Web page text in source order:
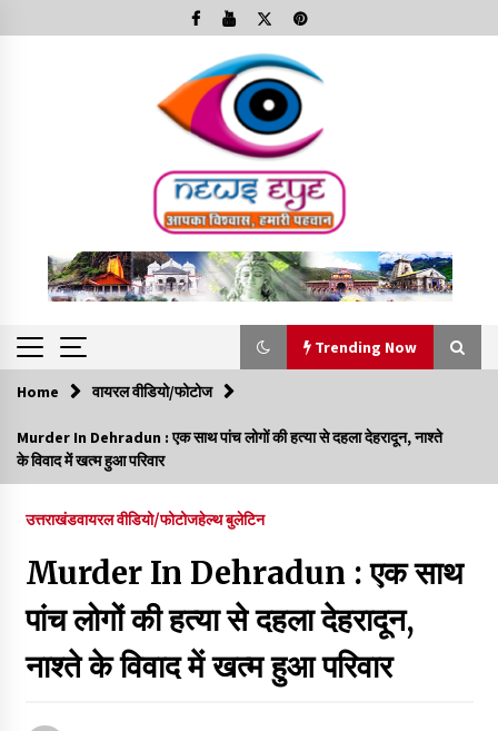
to
Trending Now
Trending Now
Minorities Rights Day : विश्व अल्पसंख्यक अधिकार दिवस
कार्यक्रम में शामिल हुए सीएम,आधुनिक मदरसों का नाम अब्दुल कलाम के नाम
December 18, 2023
Thought Of The Day 7 September
September 7, 2023
Thought Of The Day 6 September
Home वायरल वीडियो/फोटोज
Murder In Dehradun : एक साथ पांच लोगों की हत्या से दहला देहरादून, नाश्ते
के विवाद में खत्म हुआ परिवार
उत्तराखंडवायरल वीडियो/फोटोजहेल्थ बुलेटिन
Murder In Dehradun : एक साथ
पांच लोगों की हत्या से दहला देहरादून,
नाश्ते के विवाद में खत्म हुआ परिवार